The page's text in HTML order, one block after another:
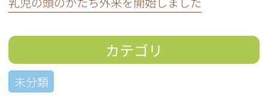
カテゴリ
未分類